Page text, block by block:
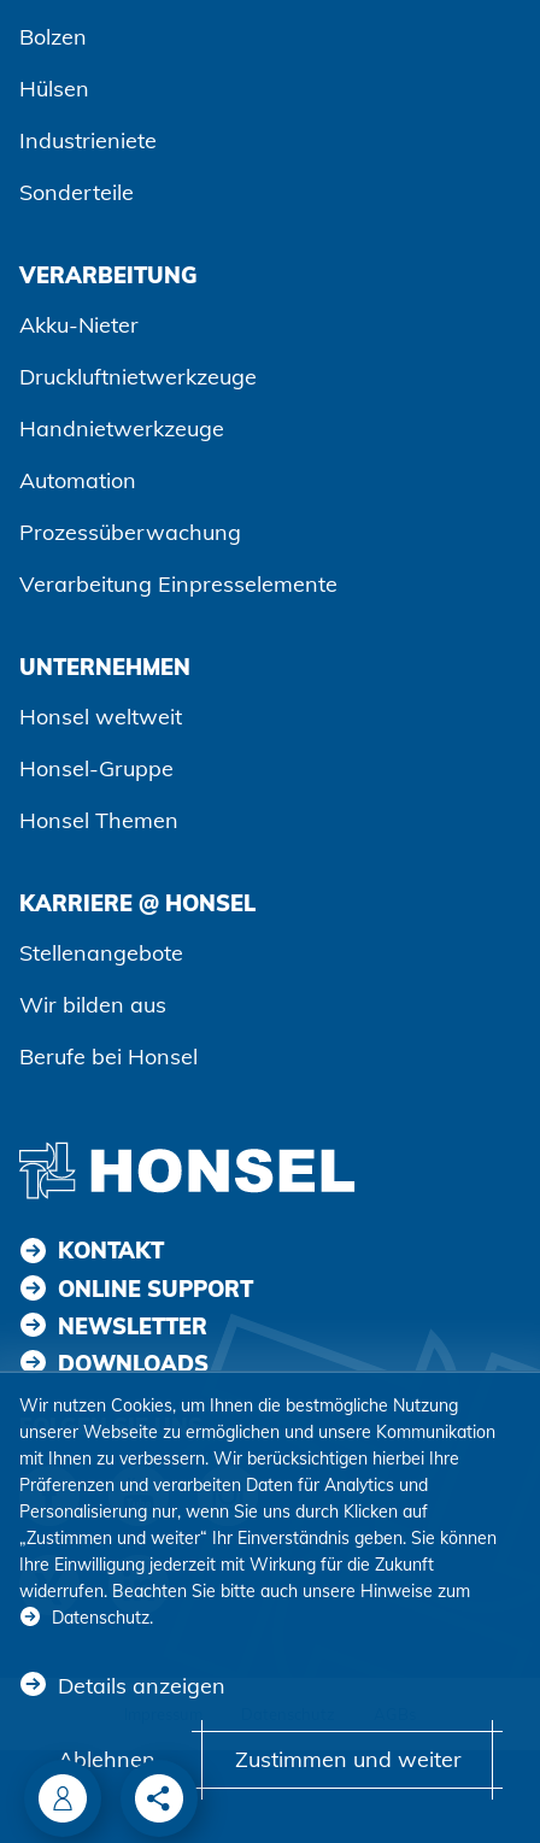
Bolzen
Hülsen
Industrieniete
Sonderteile
VERARBEITUNG
Akku-Nieter
Druckluftnietwerkzeuge
Handnietwerkzeuge
Automation
Prozessüberwachung
Verarbeitung Einpresselemente
UNTERNEHMEN
Honsel weltweit
Honsel-Gruppe
Honsel Themen
KARRIERE @ HONSEL
Stellenangebote
Wir bilden aus
Berufe bei Honsel
KONTAKT
ONLINE SUPPORT
NEWSLETTER
DOWNLOADS
FOLGEN SIE UNS
Wir nutzen Cookies, um Ihnen die bestmögliche Nutzung
unserer Webseite zu ermöglichen und unsere Kommunikation
mit Ihnen zu verbessern. Wir berücksichtigen hierbei Ihre
Präferenzen und verarbeiten Daten für Analytics und
Personalisierung nur, wenn Sie uns durch Klicken auf
„Zustimmen und weiter“ Ihr Einverständnis geben. Sie können
Ihre Einwilligung jederzeit mit Wirkung für die Zukunft
widerrufen. Beachten Sie bitte auch unsere Hinweise zum
Datenschutz.
Details anzeigen
Ablehnen Zustimmen und weiter